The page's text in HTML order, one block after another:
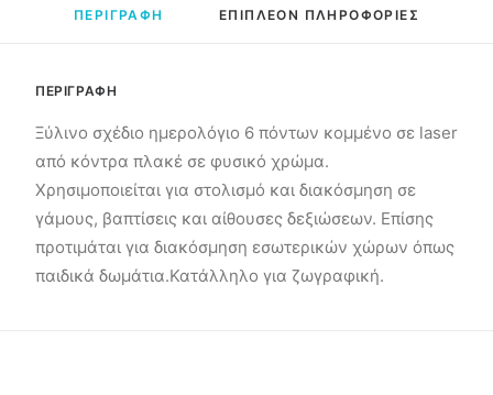
ΠΕΡΙΓΡΑΦΗ ΕΠΙΠΛΕΟΝ ΠΛΗΡΟΦΟΡΙΕΣ
ΠΕΡΙΓΡΑΦΗ
Ξύλινο σχέδιο ημερολόγιο 6 πόντων κομμένο σε laser
από κόντρα πλακέ σε φυσικό χρώμα.
Χρησιμοποιείται για στολισμό και διακόσμηση σε
γάμους, βαπτίσεις και αίθουσες δεξιώσεων. Επίσης
προτιμάται για διακόσμηση εσωτερικών χώρων όπως
παιδικά δωμάτια.Κατάλληλο για ζωγραφική.